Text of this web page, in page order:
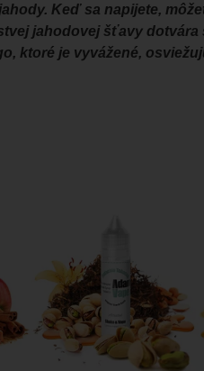
Keď sa napijete,
jahodovej šťavy
ktoré je vyvážené,